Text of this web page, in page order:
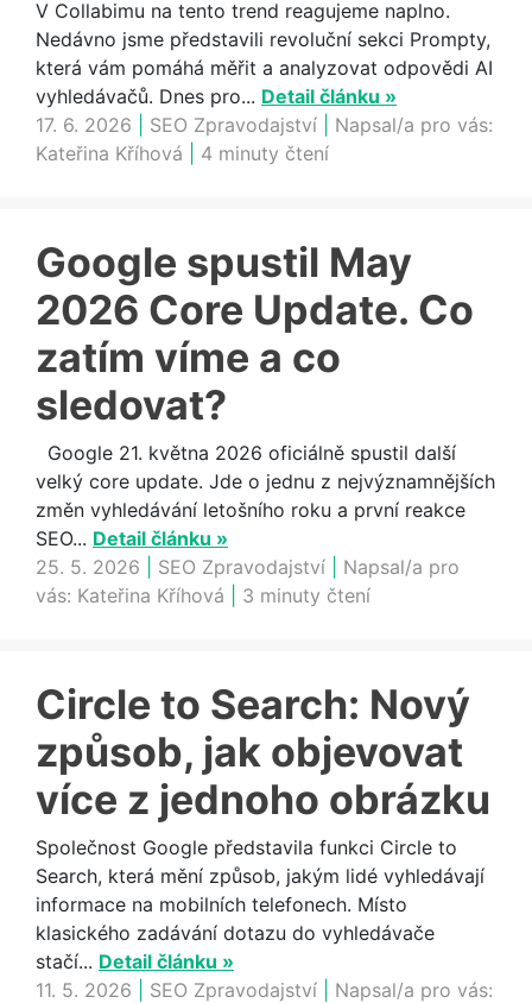
V Collabimu na tento trend reagujeme naplno.
Nedávno jsme představili revoluční sekci Prompty,
která vám pomáhá měřit a analyzovat odpovědi AI
vyhledávačů. Dnes pro... Detail článku »
17. 6. 2026
SEO Zpravodajství
Napsal/a pro vás:
Kateřina Kříhová
4 minuty čtení
Google spustil May
2026 Core Update. Co
zatím víme a co
sledovat?
Google 21. května 2026 oficiálně spustil další
velký core update. Jde o jednu z nejvýznamnějších
změn vyhledávání letošního roku a první reakce
SEO... Detail článku »
25. 5. 2026
SEO Zpravodajství
Napsal/a pro
vás: Kateřina Kříhová 3 minuty čtení
Circle to Search: Nový
způsob, jak objevovat
více z jednoho obrázku
Společnost Google představila funkci Circle to
Search, která mění způsob, jakým lidé vyhledávají
informace na mobilních telefonech. Místo
klasického zadávání dotazu do vyhledávače
stačí... Detail článku »
11. 5. 2026
SEO Zpravodajství
Napsal/a pro vás: